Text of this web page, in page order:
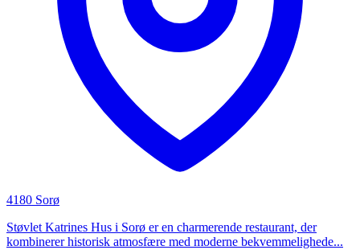
4180 Sorø
Støvlet Katrines Hus i Sorø er en charmerende restaurant, der
kombinerer historisk atmosfære med moderne bekvemmelighede...